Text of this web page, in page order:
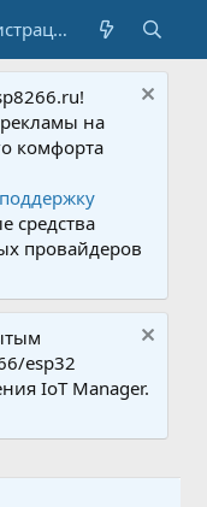
Регистрация
на
комфорта
средства
провайдеров
esp32
IoT Manager.